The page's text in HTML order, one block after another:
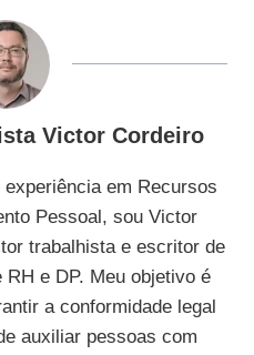
Victor Cordeiro
em Recursos
Pessoal, sou Victor
trabalhista e escritor de
e DP. Meu objetivo é
a conformidade legal
auxiliar pessoas com